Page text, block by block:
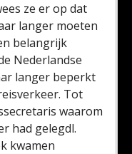
ze er op dat
langer moeten
belangrijk
Nederlandse
langer beperkt
Tot
waarom
had gelegdl.
kwamen